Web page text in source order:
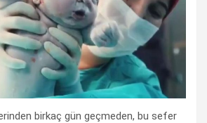
birkaç gün geçmeden, bu sefer